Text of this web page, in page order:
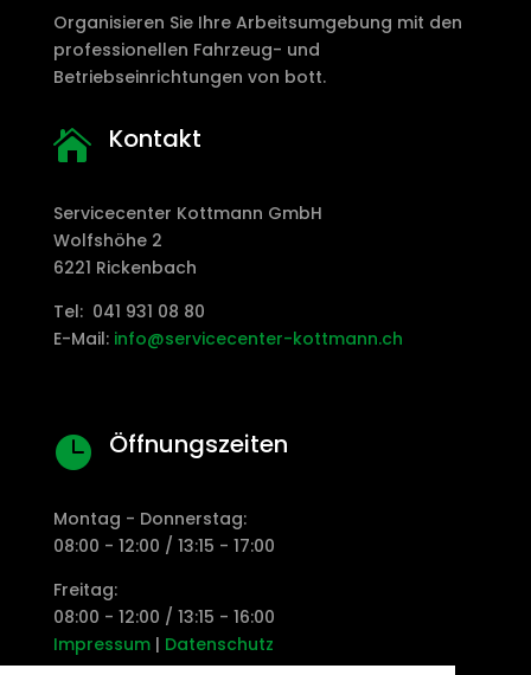
Organisieren Sie Ihre Arbeitsumgebung mit den
professionellen Fahrzeug- und
Betriebseinrichtungen von bott.
 Kontakt
Servicecenter Kottmann GmbH
Wolfshöhe 2
6221 Rickenbach
Tel: 041 931 08 80
E-Mail: info@servicecenter-kottmann.ch
 Öffnungszeiten
Montag - Donnerstag:
08:00 - 12:00 / 13:15 - 17:00
Freitag:
08:00 - 12:00 / 13:15 - 16:00
Impressum| Datenschutz